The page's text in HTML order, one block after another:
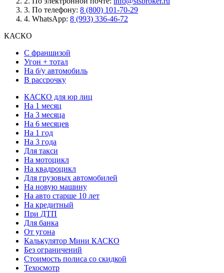
3. По телефону: 8 (800) 101-70-29
4. WhatsApp: 8 (993) 336-46-72
КАСКО
С франшизой
Угон + тотал
На б/у автомобиль
В рассрочку
КАСКО для юр лиц
На 1 месяц
На 3 месяца
На 6 месяцев
На 1 год
На 3 года
Для такси
На мотоцикл
На квадроцикл
Для грузовых автомобилей
На новую машину
На авто старше 10 лет
На кредитный
При ДТП
Для банка
От угона
Калькулятор Мини КАСКО
Без ограничений
Стоимость полиса со скидкой
Техосмотр